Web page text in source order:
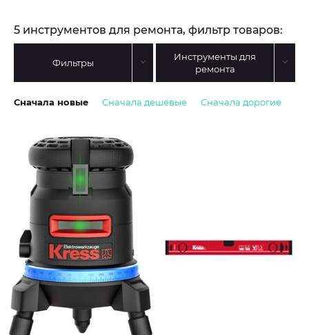
5 инструментов для ремонта, фильтр товаров:
Фильтры
Инструменты для
ремонта
Сначала новые Сначала дешёвые Сначала дорогие